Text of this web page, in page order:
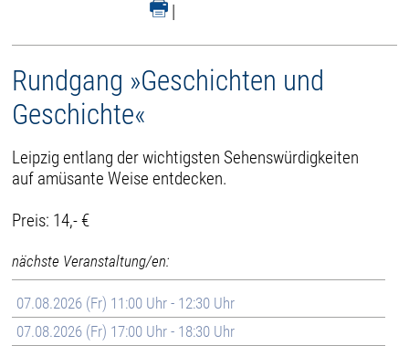
|
Rundgang »Geschichten und
Geschichte«
Leipzig entlang der wichtigsten Sehenswürdigkeiten
auf amüsante Weise entdecken.
Preis: 14,- €
nächste Veranstaltung/en:
07.08.2026 (Fr) 11:00 Uhr - 12:30 Uhr
07.08.2026 (Fr) 17:00 Uhr - 18:30 Uhr